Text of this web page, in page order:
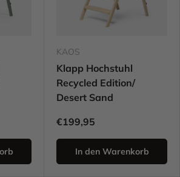
KAOS
Klapp Hochstuhl
Recycled Edition/
Desert Sand
€199,95
In den Warenkorb